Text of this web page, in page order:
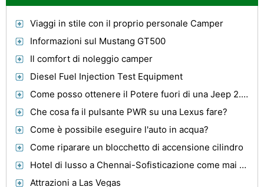
Viaggi in stile con il proprio personale Camper
Informazioni sul Mustang GT500
Il comfort di noleggio camper
Diesel Fuel Injection Test Equipment
Come posso ottenere il Potere fuori di una Jeep 2.5 litri?
Che cosa fa il pulsante PWR su una Lexus fare?
Come è possibile eseguire l'auto in acqua?
Come riparare un blocchetto di accensione cilindro
Hotel di lusso a Chennai-Sofisticazione come mai prima
Attrazioni a Las Vegas